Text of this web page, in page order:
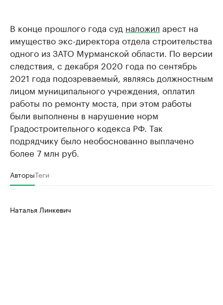
В конце прошлого года суд наложил арест на
имущество экс-директора отдела строительства
одного из ЗАТО Мурманской области. По версии
следствия, с декабря 2020 года по сентябрь
2021 года подозреваемый, являясь должностным
лицом муниципального учреждения, оплатил
работы по ремонту моста, при этом работы
были выполнены в нарушение норм
Градостроительного кодекса РФ. Так
подрядчику было необоснованно выплачено
более 7 млн руб.
АвторыТеги
Наталья Линкевич